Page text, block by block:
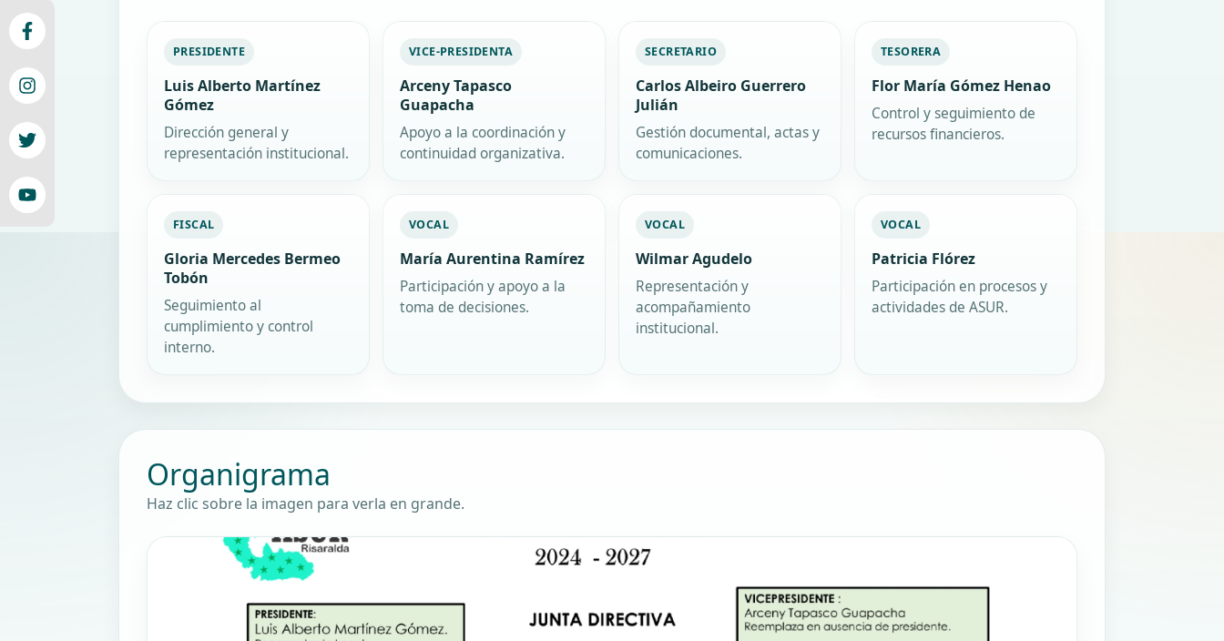
PRESIDENTE
Luis Alberto Martínez
Gómez
Dirección general y
representación institucional.
VICE-PRESIDENTA
Arceny Tapasco
Guapacha
Apoyo a la coordinación y
continuidad organizativa.
SECRETARIO
Carlos Albeiro Guerrero
Julián
Gestión documental, actas y
comunicaciones.
TESORERA
Flor María Gómez Henao
Control y seguimiento de
recursos financieros.
FISCAL
Gloria Mercedes Bermeo
Tobón
Seguimiento al
cumplimiento y control
interno.
VOCAL
María Aurentina Ramírez
Participación y apoyo a la
toma de decisiones.
VOCAL
Wilmar Agudelo
Representación y
acompañamiento
institucional.
VOCAL
Patricia Flórez
Participación en procesos y
actividades de ASUR.
Organigrama
Haz clic sobre la imagen para verla en grande.